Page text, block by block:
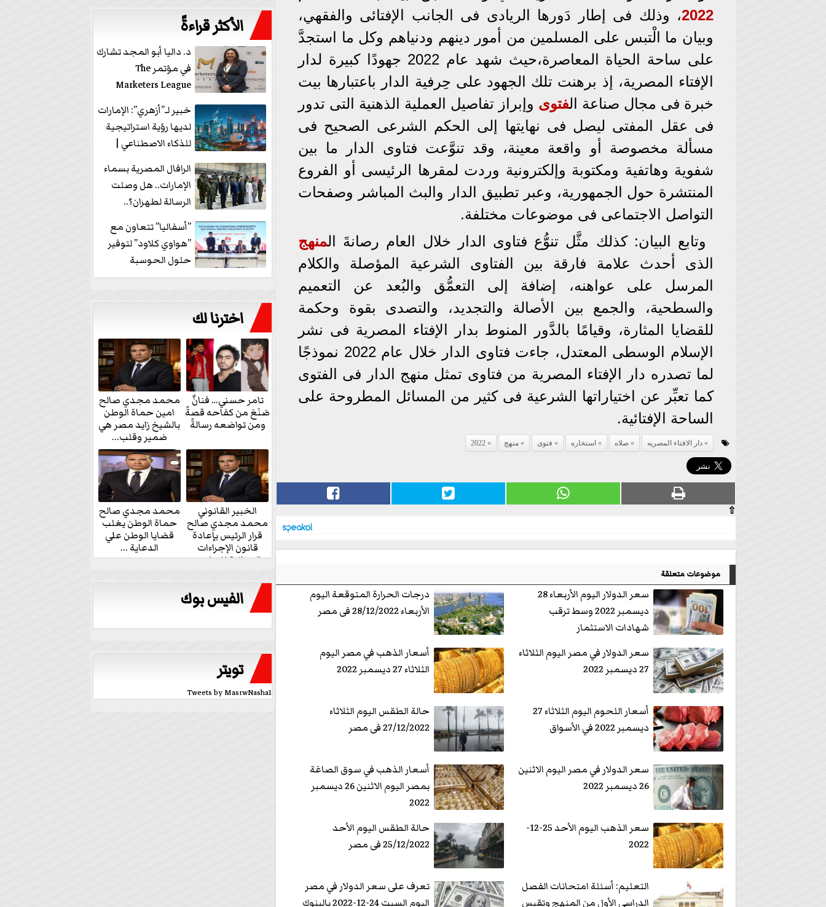
2022، وذلك فى إطار دَورها الريادى فى الجانب الإفتائى والفقهي،
وبيان ما الْتبس على المسلمين من أمور دينهم ودنياهم وكل ما استجدَّ
على ساحة الحياة المعاصرة،حيث شهد عام 2022 جهودًا كبيرة لدار
الإفتاء المصرية، إذ برهنت تلك الجهود على حِرفية الدار باعتبارها بيت
خبرة فى مجال صناعة الفتوى وإبراز تفاصيل العملية الذهنية التى تدور
فى عقل المفتى ليصل فى نهايتها إلى الحكم الشرعى الصحيح فى
مسألة مخصوصة أو واقعة معينة، وقد تنوَّعت فتاوى الدار ما بين
شفوية وهاتفية ومكتوبة وإلكترونية وردت لمقرها الرئيسى أو الفروع
المنتشرة حول الجمهورية، وعبر تطبيق الدار والبث المباشر وصفحات
التواصل الاجتماعى فى موضوعات مختلفة.
وتابع البيان: كذلك مثَّل تنوُّع فتاوى الدار خلال العام رصانةَ المنهج
الذى أحدث علامة فارقة بين الفتاوى الشرعية المؤصلة والكلام
المرسل على عواهنه، إضافة إلى التعمُّق والبُعد عن التعميم
والسطحية، والجمع بين الأصالة والتجديد، والتصدى بقوة وحكمة
للقضايا المثارة، وقيامًا بالدَّور المنوط بدار الإفتاء المصرية فى نشر
الإسلام الوسطى المعتدل، جاءت فتاوى الدار خلال عام 2022 نموذجًا
لما تصدره دار الإفتاء المصرية من فتاوى تمثل منهج الدار فى الفتوى
كما تعبِّر عن اختياراتها الشرعية فى كثير من المسائل المطروحة على
الساحة الإفتائية.
دار الافتاء المصريه صلاه استخاره فتوى منهج 2022
⇧
موضوعات متعلقة
سعر الدولار اليوم الأربعاء 28
ديسمبر 2022 وسط ترقب
شهادات الاستثمار
درجات الحرارة المتوقعة اليوم
الأربعاء 28/12/2022 فى مصر
سعر الدولار في مصر اليوم الثلاثاء
27 ديسمبر 2022
أسعار الذهب في مصر اليوم
الثلاثاء 27 ديسمبر 2022
أسعار اللحوم اليوم الثلاثاء 27
ديسمبر 2022 في الأسواق
حالة الطقس اليوم الثلاثاء
27/12/2022 فى مصر
سعر الدولار في مصر اليوم الاثنين
26 ديسمبر 2022
أسعار الذهب في سوق الصاغة
بمصر اليوم الاثنين 26 ديسمبر
2022
سعر الذهب اليوم الأحد 25-12-
2022
حالة الطقس اليوم الأحد
25/12/2022 فى مصر
التعليم: أسئلة امتحانات الفصل
الدراسى الأول من المنهج وتقيس
تعرف على سعر الدولار في مصر
اليوم السبت 24-12-2022 بالبنوك
الأكثر قراءةً
د. داليا أبو المجد تشارك
في مؤتمر The
Marketers League
وتدير جلسة...
خبير لـ”أزهري”: الإمارات
لديها رؤية استراتيجية
للذكاء الاصطناعي |
الرافال المصرية بسماء
الإمارات.. هل وصلت
الرسالة لطهران؟..
”ماعت جروب” تُجيب؟
|...
”أسفاليا” تتعاون مع
”هواوي كلاود” لتوفير
حلول الحوسبة
السحابية والأمن
اخترنا لك
تامر حسني… فنانٌ
صَنَعَ من كفاحه قصةً
ومن تواضعه رسالةً
محمد مجدي صالح
امين حماة الوطن
بالشيخ زايد مصر هي
ضمير وقلب...
الخبير القانوني
محمد مجدي صالح
قرار الرئيس بإعادة
قانون الإجراءات
الجنائية للنواب...
محمد مجدي صالح
حماة الوطن يغلب
قضايا الوطن علي
الدعاية ...
الفيس بوك
تويتر
Tweets by MasrwNasha1